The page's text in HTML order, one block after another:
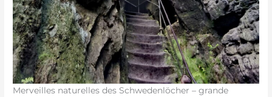
Merveilles naturelles des Schwedenlöcher – grande